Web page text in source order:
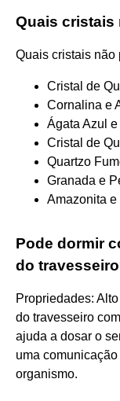
Quais cristais
Quais cristais não
Cristal de
Cornalina e
Ágata Azul
Cristal de
Quartzo
Granada e
Amazonita e
Pode dormir
do
Propriedades:
do travesseiro
ajuda a dosar o
uma
organismo.